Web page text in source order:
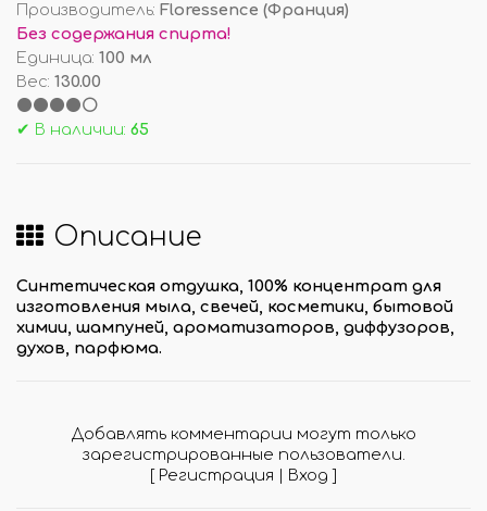
Производитель: Floressence (Франция)
Без содержания спирта!
Единица: 100 мл
Вес: 130.00
⚫⚫⚫⚫⚪
✔ В наличии: 65
Описание
Синтетическая отдушка, 100% концентрат для
изготовления мыла, свечей, косметики, бытовой
химии, шампуней, ароматизаторов, диффузоров,
духов, парфюма.
Добавлять комментарии могут только
зарегистрированные пользователи.
[ Регистрация | Вход ]